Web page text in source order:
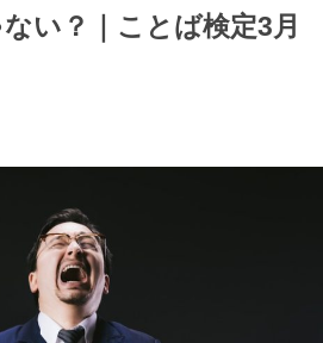
い？｜ことば検定3月